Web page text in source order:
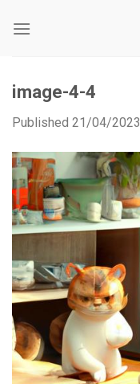
image-4-4
Published 21/04/2023